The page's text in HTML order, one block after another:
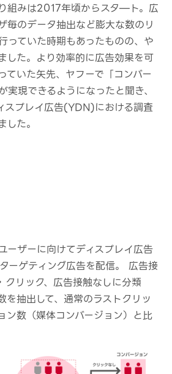
組みは2017年頃からスタ—ト。広
毎のデータ抽出など膨大な数のリ
っていた時期もあったものの、や
した。より効率的に広告効果を可
ていた矢先、ヤフーで「コンバー
実現できるようになったと聞き、
プレイ広告(YDN)における調査
た。
ーザーに向けてディスプレイ広告
ーゲティング広告を配信。 広告接
リック、広告接触なしに分類
を抽出して、通常のラストクリッ
ン数（媒体コンバージョン）と比